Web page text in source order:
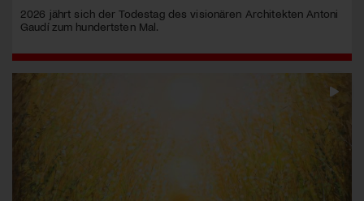
2026 jährt sich der Todestag des visionären Architekten Antoni
Gaudí zum hundertsten Mal.